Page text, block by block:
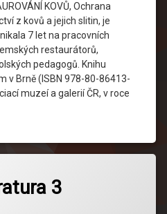
KOVŮ, Ochrana
z kovů a jejich slitin, je
7 let na pracovních
restaurátorů,
pedagogů. Knihu
v Brně (ISBN 978-80-86413-
muzeí a galerií ČR, v roce
3